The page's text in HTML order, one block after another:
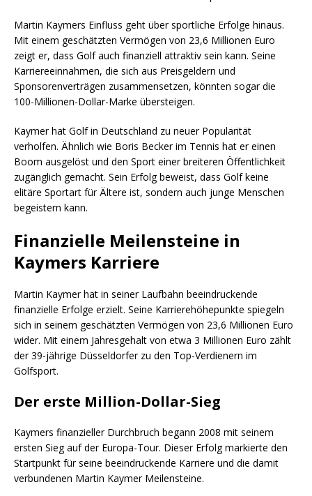
Martin Kaymers Einfluss geht über sportliche Erfolge hinaus.
Mit einem geschätzten Vermögen von 23,6 Millionen Euro
zeigt er, dass Golf auch finanziell attraktiv sein kann. Seine
Karriereeinnahmen, die sich aus Preisgeldern und
Sponsorenverträgen zusammensetzen, könnten sogar die
100-Millionen-Dollar-Marke übersteigen.
Kaymer hat Golf in Deutschland zu neuer Popularität
verholfen. Ähnlich wie Boris Becker im Tennis hat er einen
Boom ausgelöst und den Sport einer breiteren Öffentlichkeit
zugänglich gemacht. Sein Erfolg beweist, dass Golf keine
elitäre Sportart für Ältere ist, sondern auch junge Menschen
begeistern kann.
Finanzielle Meilensteine in
Kaymers Karriere
Martin Kaymer hat in seiner Laufbahn beeindruckende
finanzielle Erfolge erzielt. Seine Karrierehöhepunkte spiegeln
sich in seinem geschätzten Vermögen von 23,6 Millionen Euro
wider. Mit einem Jahresgehalt von etwa 3 Millionen Euro zählt
der 39-jährige Düsseldorfer zu den Top-Verdienern im
Golfsport.
Der erste Million-Dollar-Sieg
Kaymers finanzieller Durchbruch begann 2008 mit seinem
ersten Sieg auf der Europa-Tour. Dieser Erfolg markierte den
Startpunkt für seine beeindruckende Karriere und die damit
verbundenen Martin Kaymer Meilensteine.